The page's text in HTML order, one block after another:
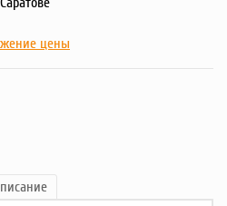
цены